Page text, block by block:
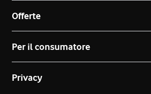
Offerte
Per il consumatore
Privacy